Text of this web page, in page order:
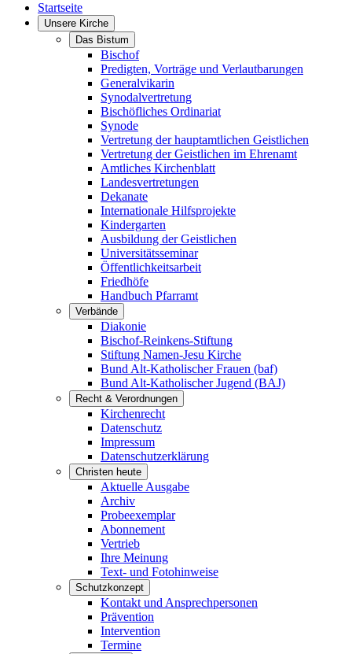
Startseite
Unsere Kirche
Das Bistum
Bischof
Predigten, Vorträge und Verlautbarungen
Generalvikarin
Synodalvertretung
Bischöfliches Ordinariat
Synode
Vertretung der hauptamtlichen Geistlichen
Vertretung der Geistlichen im Ehrenamt
Amtliches Kirchenblatt
Landesvertretungen
Dekanate
Internationale Hilfsprojekte
Kindergarten
Ausbildung der Geistlichen
Universitätsseminar
Öffentlichkeitsarbeit
Friedhöfe
Handbuch Pfarramt
Verbände
Diakonie
Bischof-Reinkens-Stiftung
Stiftung Namen-Jesu Kirche
Bund Alt-Katholischer Frauen (baf)
Bund Alt-Katholischer Jugend (BAJ)
Recht & Verordnungen
Kirchenrecht
Datenschutz
Impressum
Datenschutzerklärung
Christen heute
Aktuelle Ausgabe
Archiv
Probeexemplar
Abonnement
Vertrieb
Ihre Meinung
Text- und Fotohinweise
Schutzkonzept
Kontakt und Ansprechpersonen
Prävention
Intervention
Termine